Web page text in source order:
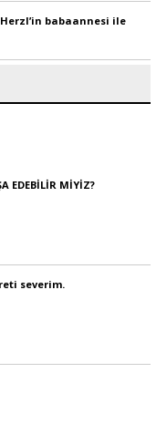
babaannesi ile
EDEBİLİR MİYİZ?
severim.